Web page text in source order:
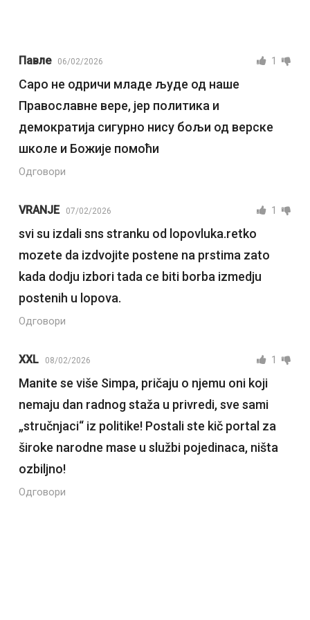
Павле 06/02/2026 1
Саро не одричи младе људе од наше
Православне вере, јер политика и
демократија сигурно нису бољи од верске
школе и Божије помоћи
Одговори
VRANJE 07/02/2026 1
svi su izdali sns stranku od lopovluka.retko
mozete da izdvojite postene na prstima zato
kada dodju izbori tada ce biti borba izmedju
postenih u lopova.
Одговори
XXL 08/02/2026 1
Manite se više Simpa, pričaju o njemu oni koji
nemaju dan radnog staža u privredi, sve sami
„stručnjaci“ iz politike! Postali ste kič portal za
široke narodne mase u službi pojedinaca, ništa
ozbiljno!
Одговори